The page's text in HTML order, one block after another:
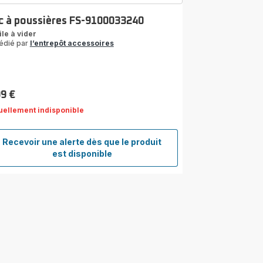
Recevoir une alerte dès que le produit
est disponible
Bac
à
à poussières FS-9100033240
à vider
par l’entrepôt accessoires
€
indisponible